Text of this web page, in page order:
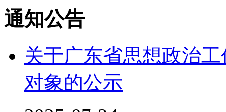
通知公告
关于广东省思想政治
对象的公示